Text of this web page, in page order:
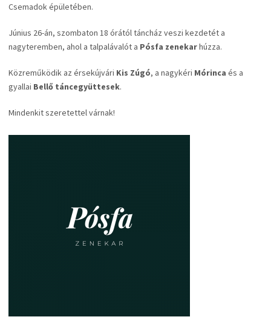
Csemadok épületében.
Június 26-án, szombaton 18 órától táncház veszi kezdetét a
nagyteremben, ahol a talpalávalót a Pósfa zenekarhúzza.
Közreműködik az érsekújvári Kis Zúgó, a nagykéri Mórinca és a
gyallai Bellő táncegyüttesek.
Mindenkit szeretettel várnak!